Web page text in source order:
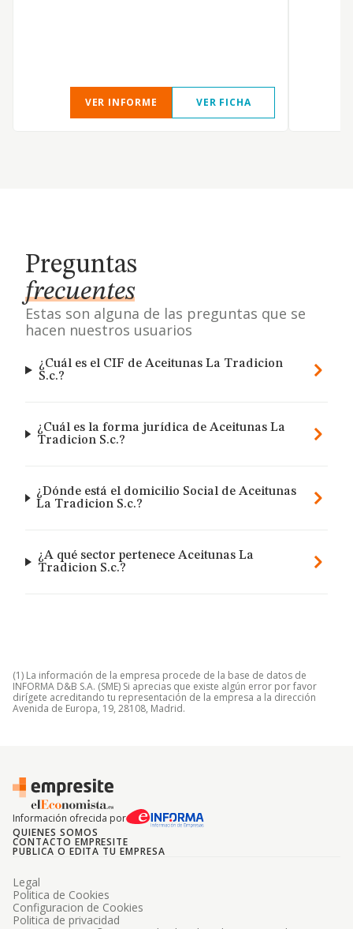
VER INFORME VER FICHA
Preguntas
frecuentes
Estas son alguna de las preguntas que se
hacen nuestros usuarios
¿Cuál es el CIF de Aceitunas La Tradicion
S.c.?
¿Cuál es la forma jurídica de Aceitunas La
Tradicion S.c.?
¿Dónde está el domicilio Social de Aceitunas
La Tradicion S.c.?
¿A qué sector pertenece Aceitunas La
Tradicion S.c.?
(1) La información de la empresa procede de la base de datos de
INFORMA D&B S.A. (SME) Si aprecias que existe algún error por favor
dirígete acreditando tu representación de la empresa a la dirección
Avenida de Europa, 19, 28108, Madrid.
Información ofrecida por
QUIENES SOMOS
CONTACTO EMPRESITE
PUBLICA O EDITA TU EMPRESA
Legal
Politica de Cookies
Configuracion de Cookies
Politica de privacidad